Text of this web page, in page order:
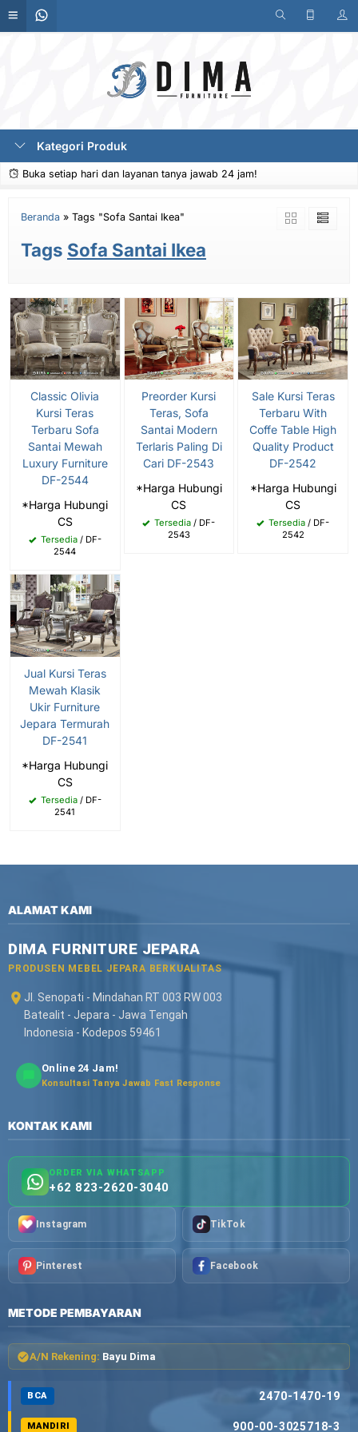
Kategori Produk
Buka setiap hari dan layanan tanya jawab 24 jam!
Beranda » Tags "Sofa Santai Ikea"
Tags Sofa Santai Ikea
Classic Olivia
Kursi Teras
Terbaru Sofa
Santai Mewah
Luxury Furniture
DF-2544
*Harga Hubungi
CS
Tersedia/ DF-
2544
Preorder Kursi
Teras, Sofa
Santai Modern
Terlaris Paling Di
Cari DF-2543
*Harga Hubungi
CS
Tersedia / DF-
2543
Sale Kursi Teras
Terbaru With
Coffe Table High
Quality Product
DF-2542
*Harga Hubungi
CS
Tersedia / DF-
2542
Jual Kursi Teras
Mewah Klasik
Ukir Furniture
Jepara Termurah
DF-2541
*Harga Hubungi
CS
Tersedia/ DF-
2541
ALAMAT KAMI
DIMA FURNITURE JEPARA
PRODUSEN MEBEL JEPARA BERKUALITAS
Jl. Senopati - Mindahan RT 003 RW 003
Batealit - Jepara - Jawa Tengah
Indonesia - Kodepos 59461
Online 24 Jam!
Konsultasi Tanya Jawab Fast Response
KONTAK KAMI
ORDER VIA WHATSAPP
+62 823-2620-3040
Instagram TikTok
Pinterest Facebook
METODE PEMBAYARAN
A/N Rekening: Bayu Dima
BCA 2470-1470-19
MANDIRI 900-00-3025718-3